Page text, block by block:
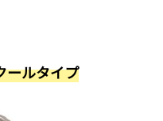
ールタイプ